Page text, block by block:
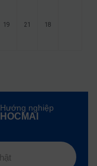
19 21 18
Hướng nghiệp
HOCMAI